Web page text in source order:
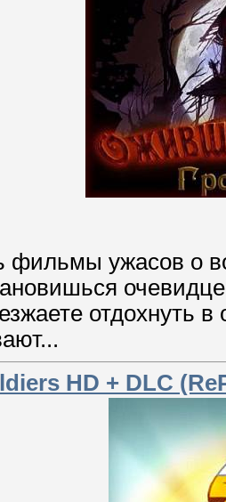
фильмы ужасов о
отдохнуть
HD + DLC